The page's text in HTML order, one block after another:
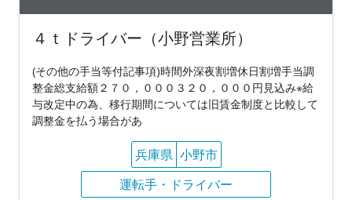
４ｔドライバー（小野営業所）
(その他の手当等付記事項)時間外深夜割増休日割増手当調
整金総支給額２７０，０００３２０，０００円見込み※給
与改定中の為、移行期間については旧賃金制度と比較して
調整金を払う場合があ
兵庫県 小野市
運転手・ドライバー